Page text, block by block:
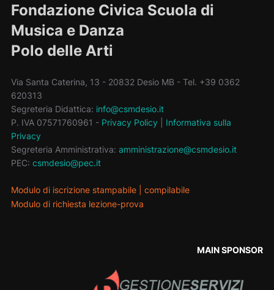
Fondazione Civica Scuola di
Musica e Danza
Polo delle Arti
Via Santa Caterina, 13 - 20832 Desio MB - Tel. +39 0362
620313
Segreteria Didattica: info@csmdesio.it
P. IVA 07571760961 - Privacy Policy
Informativa sulla
Privacy
Segreteria Amministrativa: amministrazione@csmdesio.it
PEC: csmdesio@pec.it
Modulo di iscrizione stampabile
compilabile
Modulo di richiesta lezione-prova
MAIN SPONSOR